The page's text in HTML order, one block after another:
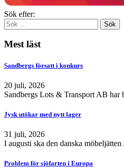
Sök efter:
Mest läst
Sandbergs försatt i konkurs
20 juli, 2026
Sandbergs Lots & Transport AB
Jysk utökar med nytt lager
31 juli, 2026
I augusti ska den danska
Problem för sjöfarten i Europa